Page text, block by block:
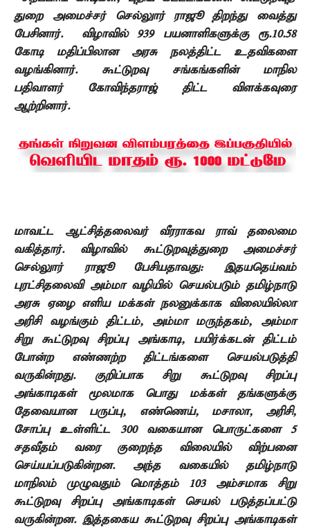
துறை அமைச்சர் செல்லுார் ராஜூ திறந்து வைத்து
பேசினார். விழாவில்939 பயனாளிகளுக்கு ரூ.10.58
கோடி மதிப்பிலான அரசு நலத்திட்ட உதவிகளை
வழங்கினார்.
கூட்டுறவு சங்கங்களின் மாநில
பதிவாளர் கோவிந்தராஜ் திட்ட விளக்கவுரை
ஆற்றினார்.
மாவட்ட ஆட்சித்தலைவர் வீரராகவ ராவ் தலைமை
வகித்தார்.
விழாவில் கூட்டுறவுத்துறை அமைச்சர்
செல்லுார் ராஜூ பேசியதாவது:
இதயதெய்வம்
புரட்சிதலைவி அம்மா வழியில் செயல்படும் தமிழ்நாடு
அரசு ஏழை எளிய மக்கள் நலனுக்காக விலையில்லா
அரிசி வழங்கும் திட்டம், அம்மா மருந்தகம், அம்மா
சிறு கூட்டுறவு சிறப்பு அங்காடி, பயிர்க்கடன் திட்டம்
போன்ற எண்ணற்ற திட்டங்களை செயல்படுத்தி
வருகின்றது. குறிப்பாக
சிறு கூட்டுறவு சிறப்பு
அங்காடிகள் மூலமாக பொது மக்கள் தங்களுக்கு
தேவையான பருப்பு, எண்ணெய், மசாலா, அரிசி,
சோப்பு உள்ளிட்ட 300 வகையான பொருட்களை5
சதவீதம் வரை குறைந்த விலையில் விற்பனை
செய்யப்படுகின்றன.
அந்த வகையில் தமிழ்நாடு
மாநிலம் முழுவதும் மொத்தம் 103 அம்சமாக சிறு
கூட்டுறவு சிறப்பு அங்காடிகள் செயல் படுத்தப்பட்டு
வருகின்றன. இத்தகைய கூட்டுறவு சிறப்பு அங்காடிகள்